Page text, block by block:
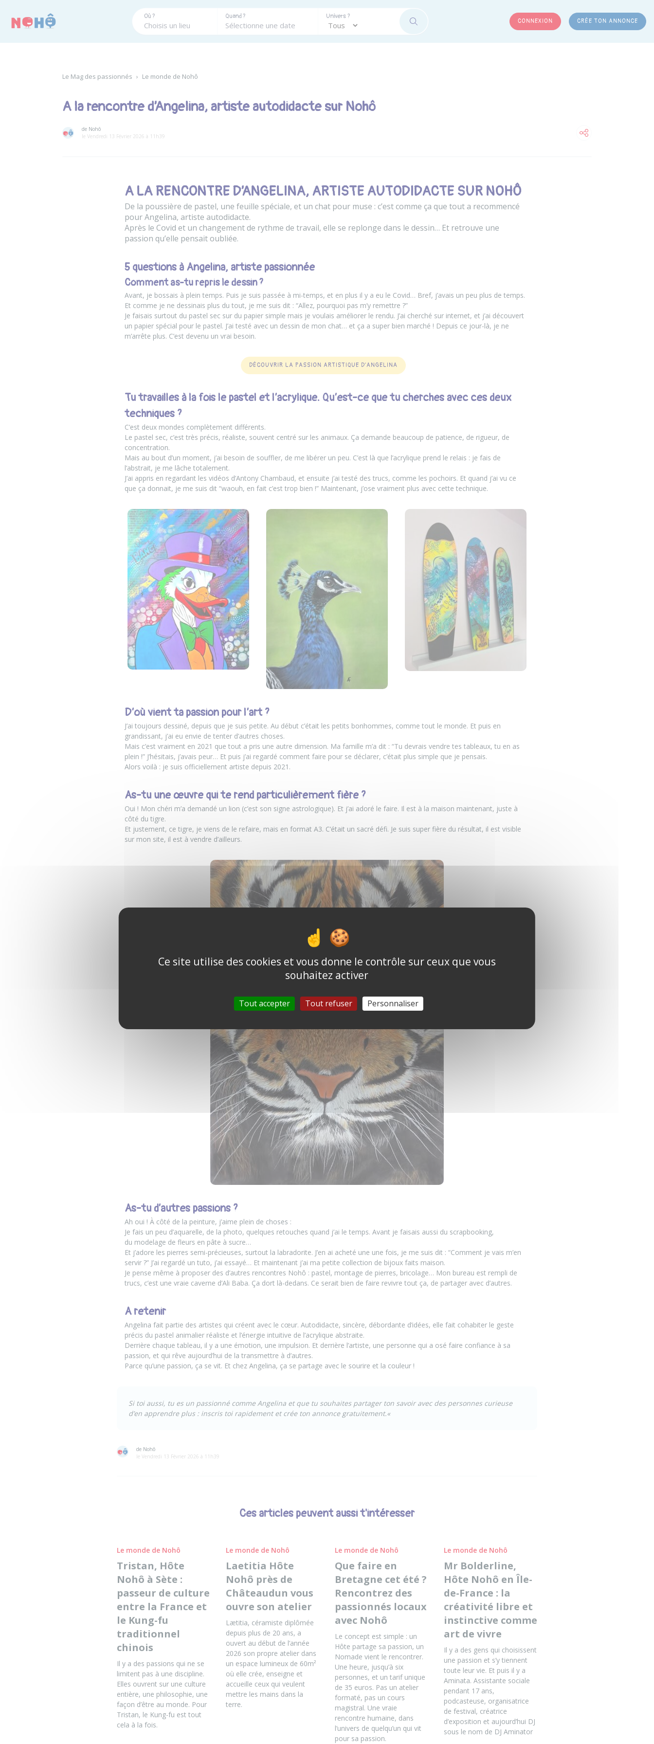
Où ? Quand ? Univers ?
RECHERCHER CONNEXION CRÉE TON ANNONCE
Le Mag des passionnés › Le monde de Nohô
A la rencontre d’Angelina, artiste autodidacte sur Nohô
de Nohô
le Vendredi 13 Février 2026 à 11h39
A LA RENCONTRE D’ANGELINA, ARTISTE AUTODIDACTE SUR NOHÔ
De la poussière de pastel, une feuille spéciale, et un chat pour muse : c’est comme ça que tout a recommencé
pour Angelina, artiste autodidacte.
Après le Covid et un changement de rythme de travail, elle se replonge dans le dessin… Et retrouve une
passion qu’elle pensait oubliée.
5 questions à Angelina, artiste passionnée
Comment as-tu repris le dessin ?
Avant, je bossais à plein temps. Puis je suis passée à mi-temps, et en plus il y a eu le Covid… Bref, j’avais un peu plus de temps.
Et comme je ne dessinais plus du tout, je me suis dit : “Allez, pourquoi pas m’y remettre ?”
Je faisais surtout du pastel sec sur du papier simple mais je voulais améliorer le rendu. J’ai cherché sur internet, et j’ai découvert
un papier spécial pour le pastel. J’ai testé avec un dessin de mon chat… et ça a super bien marché ! Depuis ce jour-là, je ne
m’arrête plus. C’est devenu un vrai besoin.
DÉCOUVRIR LA PASSION ARTISTIQUE D'ANGELINA
Tu travailles à la fois le pastel et l’acrylique. Qu’est-ce que tu cherches avec ces deux
techniques ?
C’est deux mondes complètement différents.
Le pastel sec, c’est très précis, réaliste, souvent centré sur les animaux. Ça demande beaucoup de patience, de rigueur, de
concentration.
Mais au bout d’un moment, j’ai besoin de souffler, de me libérer un peu. C’est là que l’acrylique prend le relais : je fais de
l’abstrait, je me lâche totalement.
J’ai appris en regardant les vidéos d’Antony Chambaud, et ensuite j’ai testé des trucs, comme les pochoirs. Et quand j’ai vu ce
que ça donnait, je me suis dit “waouh, en fait c’est trop bien !” Maintenant, j’ose vraiment plus avec cette technique.
D’où vient ta passion pour l’art ?
J’ai toujours dessiné, depuis que je suis petite. Au début c’était les petits bonhommes, comme tout le monde. Et puis en
grandissant, j’ai eu envie de tenter d’autres choses.
Mais c’est vraiment en 2021 que tout a pris une autre dimension. Ma famille m’a dit : “Tu devrais vendre tes tableaux, tu en as
plein !” J’hésitais, j’avais peur… Et puis j’ai regardé comment faire pour se déclarer, c’était plus simple que je pensais.
Alors voilà : je suis officiellement artiste depuis 2021.
As-tu une œuvre qui te rend particulièrement fière ?
Oui ! Mon chéri m’a demandé un lion (c’est son signe astrologique). Et j’ai adoré le faire. Il est à la maison maintenant, juste à
côté du tigre.
Et justement, ce tigre, je viens de le refaire, mais en format A3. C’était un sacré défi. Je suis super fière du résultat, il est visible
sur mon site, il est à vendre d’ailleurs.
As-tu d’autres passions ?
Ah oui ! À côté de la peinture, j’aime plein de choses :
Je fais un peu d’aquarelle, de la photo, quelques retouches quand j’ai le temps. Avant je faisais aussi du scrapbooking,
du modelage de fleurs en pâte à sucre…
Et j’adore les pierres semi-précieuses, surtout la labradorite. J’en ai acheté une une fois, je me suis dit : “Comment je vais m’en
servir ?” J’ai regardé un tuto, j’ai essayé… Et maintenant j’ai ma petite collection de bijoux faits maison.
Je pense même à proposer des d’autres rencontres Nohô : pastel, montage de pierres, bricolage… Mon bureau est rempli de
trucs, c’est une vraie caverne d’Ali Baba. Ça dort là-dedans. Ce serait bien de faire revivre tout ça, de partager avec d’autres.
A retenir
Angelina fait partie des artistes qui créent avec le cœur. Autodidacte, sincère, débordante d’idées, elle fait cohabiter le geste
précis du pastel animalier réaliste et l’énergie intuitive de l’acrylique abstraite.
Derrière chaque tableau, il y a une émotion, une impulsion. Et derrière l’artiste, une personne qui a osé faire confiance à sa
passion, et qui rêve aujourd’hui de la transmettre à d’autres.
Parce qu’une passion, ça se vit. Et chez Angelina, ça se partage avec le sourire et la couleur !
Si toi aussi, tu es un passionné commeAngelina et que tu souhaites partager ton savoir avec des personnes curieuse
d’en apprendre plus : inscris toi rapidement et crée ton annonce gratuitement.«
de Nohô
le Vendredi 13 Février 2026 à 11h39
Ces articles peuvent aussi t'intéresser
Le monde de Nohô
Tristan, Hôte
Nohô à Sète :
passeur de culture
entre la France et
le Kung-fu
traditionnel
chinois
Il y a des passions qui ne se
limitent pas à une discipline.
Elles ouvrent sur une culture
entière, une philosophie, une
façon d’être au monde. Pour
Tristan, le Kung-fu est tout
cela à la fois.
Le monde de Nohô
Laetitia Hôte
Nohô près de
Châteaudun vous
ouvre son atelier
Lætitia, céramiste diplômée
depuis plus de 20 ans, a
ouvert au début de l’année
2026 son propre atelier dans
un espace lumineux de 60m²
où elle crée, enseigne et
accueille ceux qui veulent
mettre les mains dans la
terre.
Le monde de Nohô
Que faire en
Bretagne cet été ?
Rencontrez des
passionnés locaux
avec Nohô
Le concept est simple : un
Hôte partage sa passion, un
Nomade vient le rencontrer.
Une heure, jusqu’à six
personnes, et un tarif unique
de 35 euros. Pas un atelier
formaté, pas un cours
magistral. Une vraie
rencontre humaine, dans
l’univers de quelqu’un qui vit
pour sa passion.
Le monde de Nohô
Mr Bolderline,
Hôte Nohô en Île-
de-France : la
créativité libre et
instinctive comme
art de vivre
Il y a des gens qui choisissent
une passion et s’y tiennent
toute leur vie. Et puis il y a
Aminata. Assistante sociale
pendant 17 ans,
podcasteuse, organisatrice
de festival, créatrice
d’exposition et aujourd’hui DJ
sous le nom de DJ Aminator
Ce site utilise des cookies et vous donne le contrôle sur ceux que vous
souhaitez activer
Tout accepter Tout refuser Personnaliser